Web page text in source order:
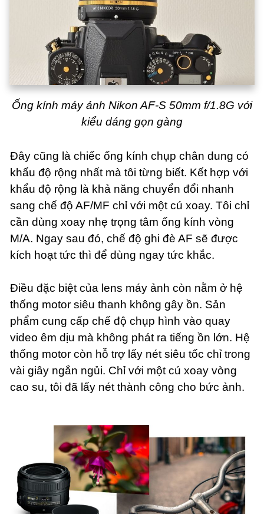
Ống kính máy ảnh Nikon AF-S 50mm f/1.8G với
kiểu dáng gọn gàng
Đây cũng là chiếc ống kính chụp chân dung có
khẩu độ rộng nhất mà tôi từng biết. Kết hợp với
khẩu độ rộng là khả năng chuyển đổi nhanh
sang chế độ AF/MF chỉ với một cú xoay. Tôi chỉ
cần dùng xoay nhẹ trọng tâm ống kính vòng
M/A. Ngay sau đó, chế độ ghi đè AF sẽ được
kích hoạt tức thì để dùng ngay tức khắc.
Điều đặc biệt của lens máy ảnh còn nằm ở hệ
thống motor siêu thanh không gây ồn. Sản
phẩm cung cấp chế độ chụp hình vào quay
video êm dịu mà không phát ra tiếng ồn lớn. Hệ
thống motor còn hỗ trợ lấy nét siêu tốc chỉ trong
vài giây ngắn ngủi. Chỉ với một cú xoay vòng
cao su, tôi đã lấy nét thành công cho bức ảnh.